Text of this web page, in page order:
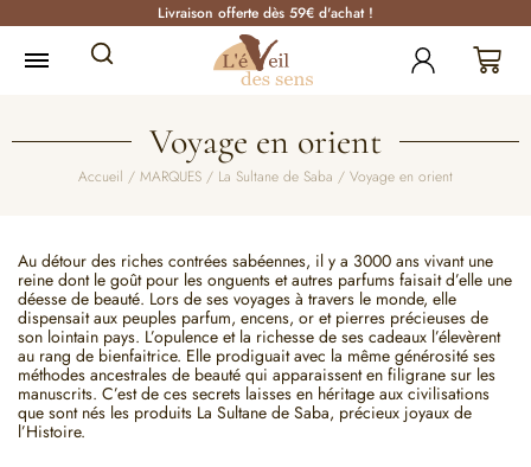
Livraison offerte dès 59€ d'achat !
Voyage en orient
Accueil / MARQUES / La Sultane de Saba / Voyage en orient
Au détour des riches contrées sabéennes, il y a 3000 ans vivant une
reine dont le goût pour les onguents et autres parfums faisait d’elle une
déesse de beauté. Lors de ses voyages à travers le monde, elle
dispensait aux peuples parfum, encens, or et pierres précieuses de
son lointain pays. L’opulence et la richesse de ses cadeaux l’élevèrent
au rang de bienfaitrice. Elle prodiguait avec la même générosité ses
méthodes ancestrales de beauté qui apparaissent en filigrane sur les
manuscrits. C’est de ces secrets laisses en héritage aux civilisations
que sont nés les produits La Sultane de Saba, précieux joyaux de
l’Histoire.